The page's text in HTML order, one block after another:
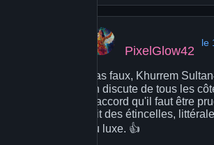
PixelGlow42
le
Pas faux, Khurrem
en discute de tous les
d'accord qu'il faut être
fait des étincelles,
du luxe. 👍